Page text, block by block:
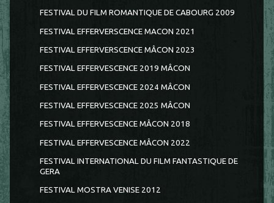
FESTIVAL DU FILM ROMANTIQUE DE CABOURG 2009
FESTIVAL EFFERVERSCENCE MACON 2021
FESTIVAL EFFERVERSCENCE MÂCON 2023
FESTIVAL EFFERVESCENCE 2019 MÂCON
FESTIVAL EFFERVESCENCE 2024 MÂCON
FESTIVAL EFFERVESCENCE 2025 MÂCON
FESTIVAL EFFERVESCENCE MÂCON 2018
FESTIVAL EFFERVESCENCE MÂCON 2022
FESTIVAL INTERNATIONAL DU FILM FANTASTIQUE DE
GERA
FESTIVAL MOSTRA VENISE 2012